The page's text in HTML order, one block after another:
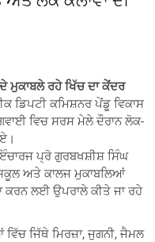
ਮੁਕਾਬਲੇ ਰਹੇ ਖਿੱਚ ਦਾ ਕੇਂਦਰ
ਡਿਪਟੀ ਕਮਿਸ਼ਨਰ ਪੇਂਡੂ ਵਿਕਾਸ
ਵਿਚ ਸਰਸ ਮੇਲੇ ਦੌਰਾਨ ਲੋਕ-
ਪ੍ਰੋ ਗੁਰਬਖਸ਼ੀਸ਼ ਸਿੰਘ
ਅਤੇ ਕਾਲਜ ਮੁਕਾਬਲਿਆਂ
ਕਰਨ ਲਈ ਉਪਰਾਲੇ ਕੀਤੇ ਜਾ ਰਹੇ
ਜਿੱਥੇ ਮਿਰਜ਼ਾ, ਜੁਗਨੀ, ਜੈਮਲ